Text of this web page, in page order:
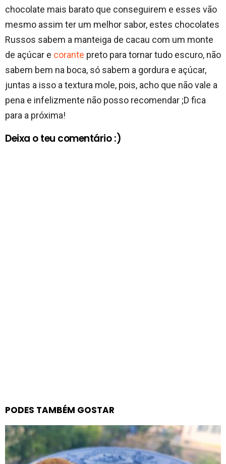
chocolate mais barato que conseguirem e esses vão
mesmo assim ter um melhor sabor, estes chocolates
Russos sabem a manteiga de cacau com um monte
de açúcar e corante preto para tornar tudo escuro, não
sabem bem na boca, só sabem a gordura e açúcar,
juntas a isso a textura mole, pois, acho que não vale a
pena e infelizmente não posso recomendar ;D fica
para a próxima!
Deixa o teu comentário :)
PODES TAMBÉM GOSTAR